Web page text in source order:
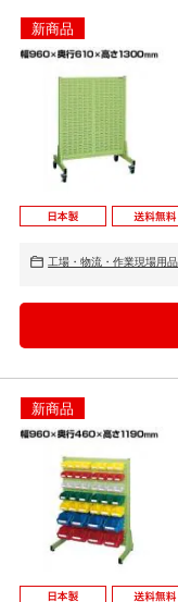
新商品
工場・物流・作業現場用品
新商品